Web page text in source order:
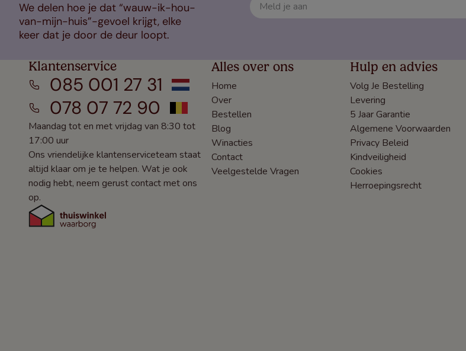
We delen hoe je dat “wauw-ik-hou-
van-mijn-huis”-gevoel krijgt, elke
keer dat je door de deur loopt.
Klantenservice
085 001 27 31
078 07 72 90
Maandag tot en met vrijdag van 8:30 tot
17:00 uur
Ons vriendelijke klantenserviceteam staat
altijd klaar om je te helpen. Wat je ook
nodig hebt, neem gerust contact met ons
op.
Alles over ons
Home
Over
Bestellen
Blog
Winacties
Contact
Veelgestelde Vragen
Hulp en advies
Volg Je Bestelling
Levering
5 Jaar Garantie
Algemene Voorwaarden
Privacy Beleid
Kindveiligheid
Cookies
Herroepingsrecht